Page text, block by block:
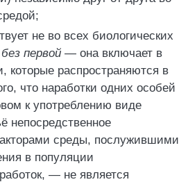
не во всех биологических
первой — она включает в
которые распространяются в
что наработки одних особей
к употреблению виде
непосредственное
среды, послужившими
в популяции
— не является